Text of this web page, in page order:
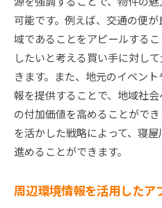
可能です。例えば、交通の便
域であることをアピールする
したいと考える買い手に対し
きます。また、地元のイベン
報を提供することで、地域社
の付加価値を高めることがで
を活かした戦略によって、寝
進めることができます。
周辺環境情報を活用したア